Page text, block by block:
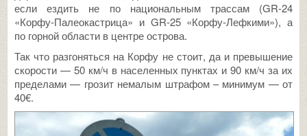
если ездить не по национальным трассам (GR-24
«Корфу-Палеокастрица» и GR-25 «Корфу-Лефкими»), а
по горной области в центре острова.
Так что разгоняться на Корфу не стоит, да и превышение
скорости — 50 км/ч в населенных пунктах и 90 км/ч за их
пределами — грозит немалым штрафом – минимум — от
40€.